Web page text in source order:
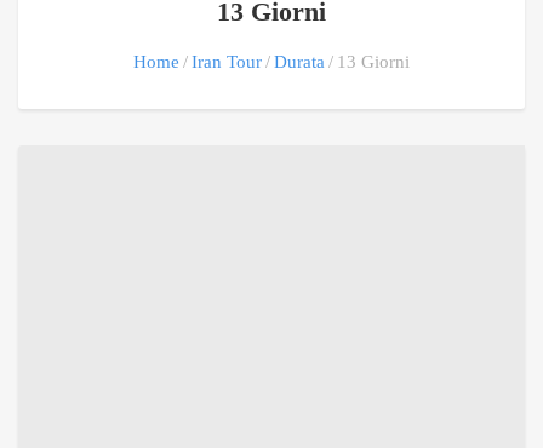
13 Giorni
Home Iran Tour Durata 13 Giorni